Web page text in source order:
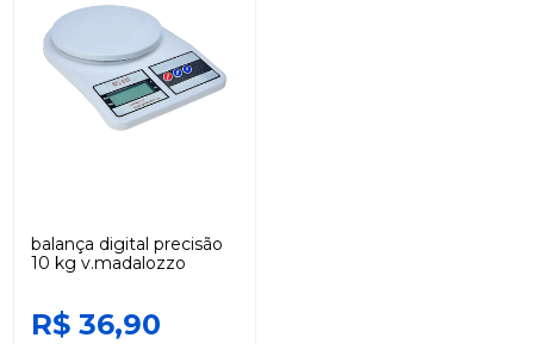
balança digital precisão
10 kg v.madalozzo
R$ 36,90